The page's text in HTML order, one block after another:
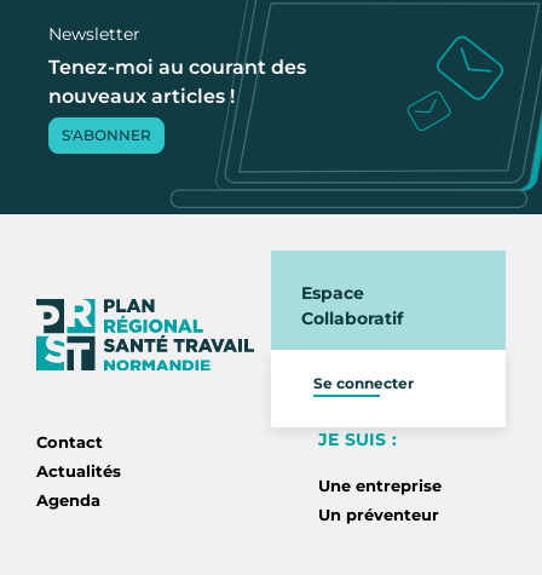
Espace
Collaboratif
Se connecter
Contact
Actualités
Agenda
JE SUIS :
Une entreprise
Un préventeur
Newsletter
Tenez-moi au courant des
nouveaux articles !
S'ABONNER